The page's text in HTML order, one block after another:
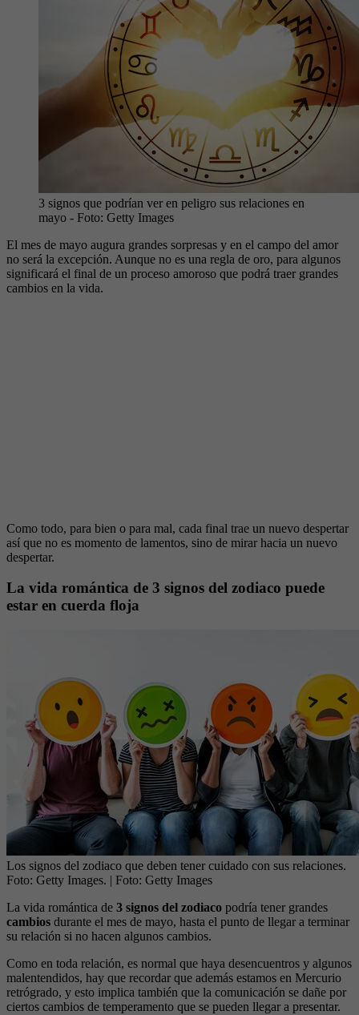
3 signos que podrían ver en peligro sus relaciones en
mayo - Foto: Getty Images
El mes de mayo augura grandes sorpresas y en el campo del amor
no será la excepción. Aunque no es una regla de oro, para algunos
significará el final de un proceso amoroso que podrá traer grandes
cambios en la vida.
Como todo, para bien o para mal, cada final trae un nuevo despertar
así que no es momento de lamentos, sino de mirar hacia un nuevo
despertar.
La vida romántica de 3 signos del zodiaco puede
estar en cuerda floja
Los signos del zodiaco que deben tener cuidado con sus relaciones.
Foto: Getty Images. | Foto: Getty Images
La vida romántica de 3 signos del zodiaco podría tener grandes
cambios durante el mes de mayo, hasta el punto de llegar a terminar
su relación si no hacen algunos cambios.
Como en toda relación, es normal que haya desencuentros y algunos
malentendidos, hay que recordar que además estamos en Mercurio
retrógrado, y esto implica también que la comunicación se dañe por
ciertos cambios de temperamento que se pueden llegar a presentar.